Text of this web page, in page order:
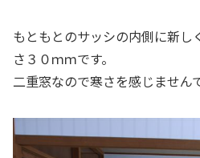
もともとのサッシの内側に新
さ３０ｍｍです。
二重窓なので寒さを感じません